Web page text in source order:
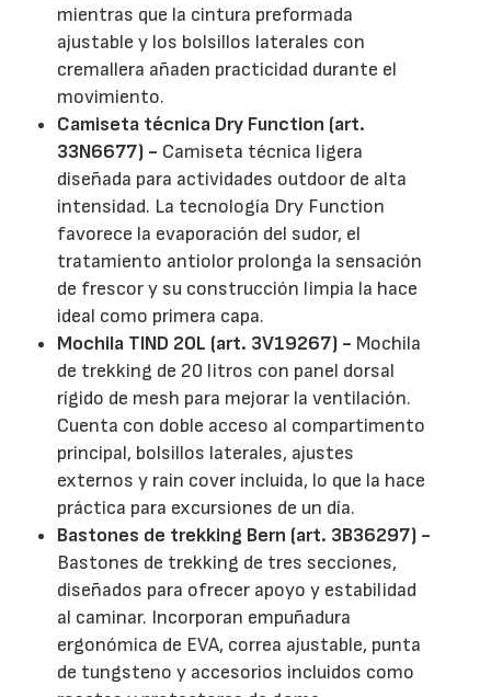
mientras que la cintura preformada
ajustable y los bolsillos laterales con
cremallera añaden practicidad durante el
movimiento.
Camiseta técnica Dry Function (art.
33N6677) - Camiseta técnica ligera
diseñada para actividades outdoor de alta
intensidad. La tecnología Dry Function
favorece la evaporación del sudor, el
tratamiento antiolor prolonga la sensación
de frescor y su construcción limpia la hace
ideal como primera capa.
Mochila TIND 20L (art. 3V19267) - Mochila
de trekking de 20 litros con panel dorsal
rígido de mesh para mejorar la ventilación.
Cuenta con doble acceso al compartimento
principal, bolsillos laterales, ajustes
externos y rain cover incluida, lo que la hace
práctica para excursiones de un día.
Bastones de trekking Bern (art. 3B36297) -
Bastones de trekking de tres secciones,
diseñados para ofrecer apoyo y estabilidad
al caminar. Incorporan empuñadura
ergonómica de EVA, correa ajustable, punta
de tungsteno y accesorios incluidos como